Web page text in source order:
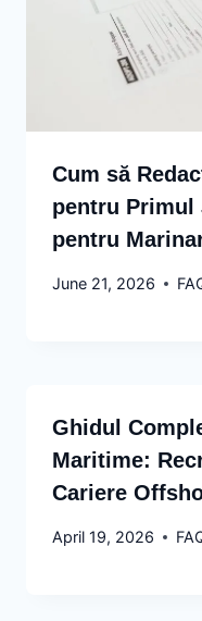
Cum să
pentru Primul
pentru
June 21, 2026
Ghidul
Maritime:
Cariere
April 19, 2026